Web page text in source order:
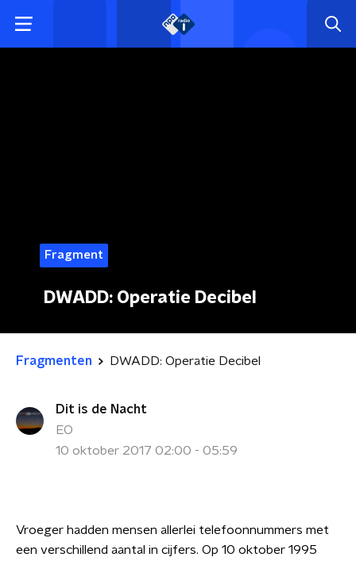
Fragment
DWADD: Operatie Decibel
Fragmenten DWADD: Operatie Decibel
Dit is de Nacht
EO
10 oktober 2017 02:00 - 05:59
Vroeger hadden mensen allerlei telefoonnummers met
een verschillend aantal in cijfers. Op 10 oktober 1995